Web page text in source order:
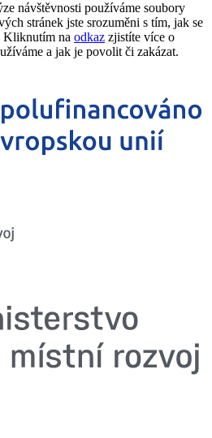
návštěvnosti používáme soubory
stránek jste srozuměni s tím, jak se
Kliknutím na odkaz zjistíte více o
a jak je povolit či zakázat.